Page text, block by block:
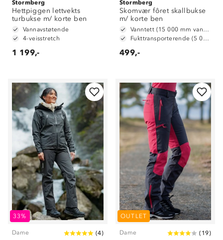
Stormberg
Hettpiggen lettvekts
turbukse m/ korte ben
Vannavstøtende
4-veisstretch
1 199,-
Stormberg
Skomvær fôret skallbukse
m/ korte ben
Vanntett (15 000 mm vannsøyle)
Fukttransporterende (5 000 g/ m2/ 24t)
499,-
33%
Dame (4)
OUTLET
Dame ( 19)